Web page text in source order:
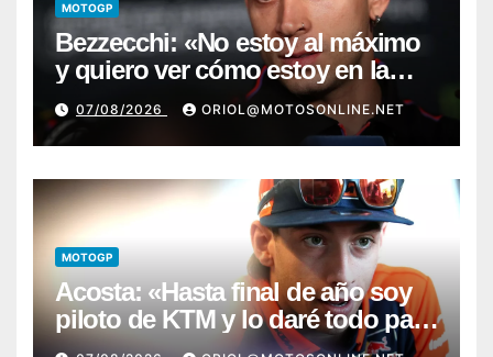
MOTOGP
Bezzecchi: «No estoy al máximo
y quiero ver cómo estoy en la
moto; desde Aragón será una
guerra»
07/08/2026 ORIOL@MOTOSONLINE.NET
MOTOGP
Acosta: «Hasta final de año soy
piloto de KTM y lo daré todo para
conseguir mi primera victoria»